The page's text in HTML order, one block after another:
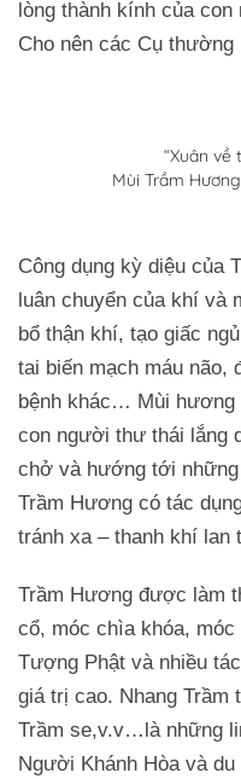
lòng thành kính của
Cho nên các Cụ thường
“Xuân
Mùi Trầm
Công dụng kỳ diệu của
luân chuyển của khí và
bổ thận khí, tạo giấc
tai biến mạch máu não,
bệnh khác… Mùi hương
con người thư thái lắng
chở và hướng tới
Trầm Hương có tác
tránh xa – thanh khí lan
Trầm Hương được làm
cổ, móc chìa khóa,
Tượng Phật và nhiều
giá trị cao. Nhang Trầm
Trầm se,v.v…là những
Người Khánh Hòa và